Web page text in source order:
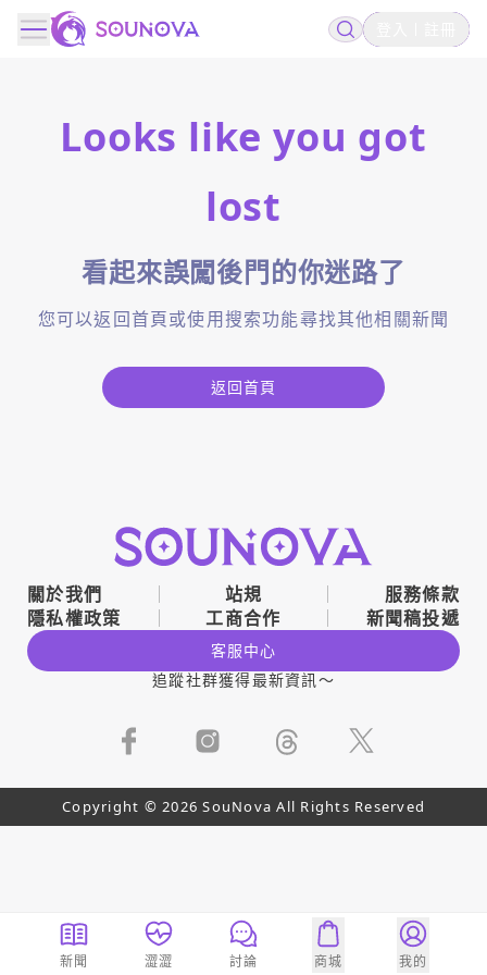
Looks like you got
lost
看起來誤闖後門的你迷路了
您可以返回首頁或使用搜索功能尋找其他相關新聞
返回首頁
關於我們 站規
服務條款
隱私權政策
工商合作 新聞稿投遞
客服中心
追蹤社群獲得最新資訊～
Copyright © 2026 SouNova All Rights Reserved
新聞 澀澀 討論 商城 我的